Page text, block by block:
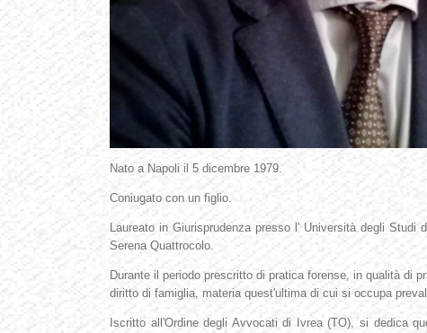
Nato a Napoli il 5 dicembre 1979.
Coniugato con un figlio.
Laureato in Giurisprudenza presso l' Università degli
Serena Quattrocolo.
Durante il periodo prescritto di pratica forense, in qualità di
diritto di famiglia, materia quest'ultima di cui si occupa
Iscritto all'Ordine degli Avvocati di Ivrea (TO), si dedica